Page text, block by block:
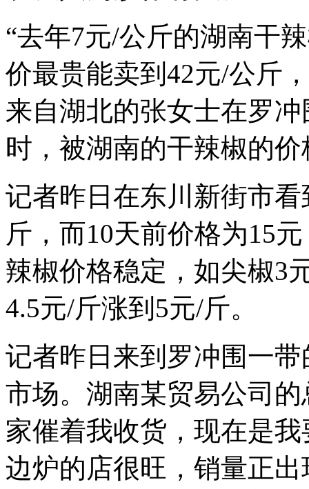
“去年7元/公斤的湖南干
价最贵能卖到42元/公斤
来自湖北的张女士在罗
时，被湖南的干辣椒的
记者昨日在东川新街市
斤，而10天前价格为15
辣椒价格稳定，如尖椒3
4.5元/斤涨到5元/斤。
记者昨日来到罗冲围一
市场。湖南某贸易公司
家催着我收货，现在是
边炉的店很旺，销量正